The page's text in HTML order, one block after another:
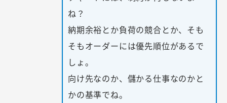
ね？
納期余裕とか負荷の競合とか、そも
そもオーダーには優先順位があるで
しょ。
向け先なのか、儲かる仕事なのかと
かの基準でね。